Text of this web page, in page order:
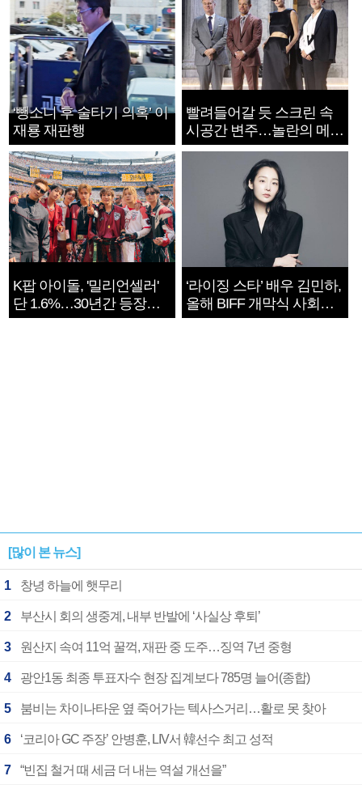
‘뺑소니 후 술타기 의혹’ 이
재룡 재판행
빨려들어갈 듯 스크린 속
시공간 변주…놀란의 메시
지는 ‘전쟁 속죄’
K팝 아이돌, '밀리언셀러'
단 1.6%…30년간 등장
1182개팀 전수조사
‘라이징 스타’ 배우 김민하,
올해 BIFF 개막식 사회자
확정
[많이 본 뉴스]
1 창녕 하늘에 햇무리
2 부산시 회의 생중계, 내부 반발에 ‘사실상 후퇴’
3 원산지 속여 11억 꿀꺽, 재판 중 도주…징역 7년 중형
4 광안1동 최종 투표자수 현장 집계보다 785명 늘어(종합)
5 붐비는 차이나타운 옆 죽어가는 텍사스거리…활로 못 찾아
6 ‘코리아 GC 주장’ 안병훈, LIV서 韓선수 최고 성적
7 “빈집 철거 때 세금 더 내는 역설 개선을”